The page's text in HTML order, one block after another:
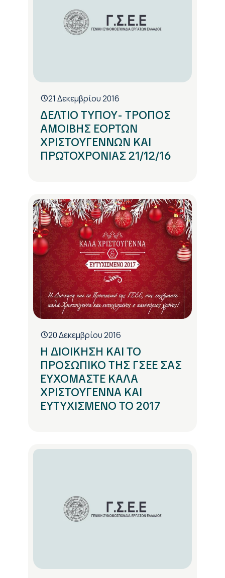
21 Δεκεμβρίου 2016
ΔΕΛΤΙΟ ΤΥΠΟΥ- ΤΡΟΠΟΣ
ΑΜΟΙΒΗΣ ΕΟΡΤΩΝ
ΧΡΙΣΤΟΥΓΕΝΝΩΝ ΚΑΙ
ΠΡΩΤΟΧΡΟΝΙΑΣ 21/12/16
20 Δεκεμβρίου 2016
Η ΔΙΟΙΚΗΣΗ ΚΑΙ ΤΟ
ΠΡΟΣΩΠΙΚΟ ΤΗΣ ΓΣΕΕ ΣΑΣ
ΕΥΧΟΜΑΣΤΕ ΚΑΛΑ
ΧΡΙΣΤΟΥΓΕΝΝΑ ΚΑΙ
ΕΥΤΥΧΙΣΜΕΝΟ ΤΟ 2017